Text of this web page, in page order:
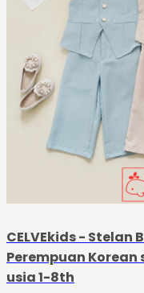
CELVEkids -
Perempuan Korean
usia 1-8th